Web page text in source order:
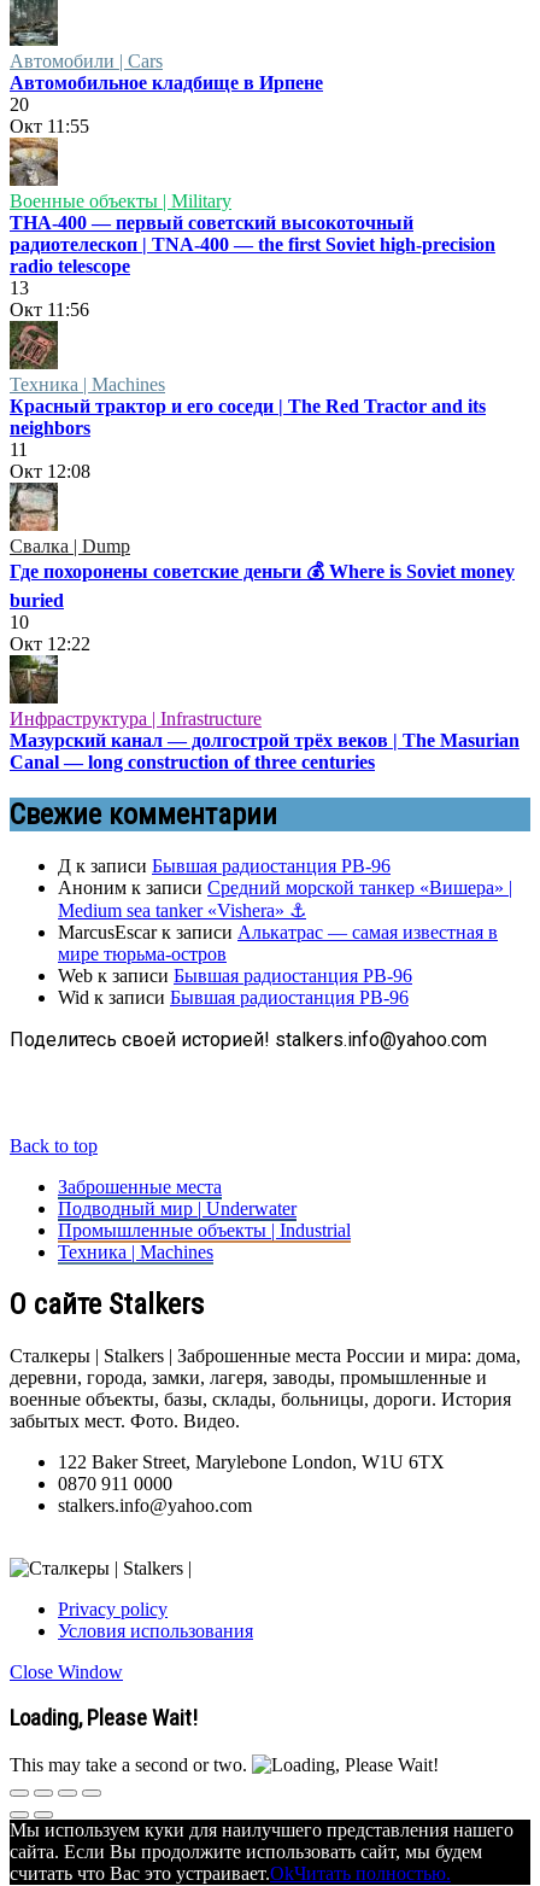
Автомобили | Cars
Автомобильное кладбище в Ирпене
20
Окт 11:55
Военные объекты | Military
ТНА-400 — первый советский высокоточный
радиотелескоп | TNA-400 — the first Soviet high-precision
radio telescope
13
Окт 11:56
Техника | Machines
Красный трактор и его соседи | The Red Tractor and its
neighbors
11
Окт 12:08
Свалка | Dump
Где похоронены советские деньги 💰 Where is Soviet money
buried
10
Окт 12:22
Инфраструктура | Infrastructure
Мазурский канал — долгострой трёх веков | The Masurian
Canal — long construction of three centuries
Свежие комментарии
Д к записи Бывшая радиостанция РВ-96
Аноним к записи Средний морской танкер «Вишера» |
Medium sea tanker «Vishera» ⚓
MarcusEscarк записи Алькатрас — самая известная в
мире тюрьма-остров
Web к записи Бывшая радиостанция РВ-96
Wid к записи Бывшая радиостанция РВ-96
Поделитесь своей историей! stalkers.info@yahoo.com
Back to top
Заброшенные места
Подводный мир | Underwater
Промышленные объекты | Industrial
Техника | Machines
О сайте Stalkers
Сталкеры | Stalkers | Заброшенные места России и мира: дома,
деревни, города, замки, лагеря, заводы, промышленные и
военные объекты, базы, склады, больницы, дороги. История
забытых мест. Фото. Видео.
122 Baker Street, Marylebone London, W1U 6TX
0870 911 0000
stalkers.info@yahoo.com
Privacy policy
Условия использования
Close Window
Loading, Please Wait!
This may take a second or two.
Мы используем куки для наилучшего представления нашего
сайта. Если Вы продолжите использовать сайт, мы будем
считать что Вас это устраивает.OkЧитать полностью.